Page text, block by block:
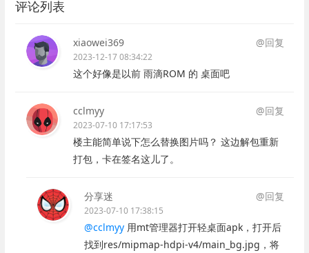
评论列表
xiaowei369 @回复
2023-12-17 08:34:22
这个好像是以前 雨滴ROM 的 桌面吧
cclmyy @回复
2023-07-10 17:17:53
楼主能简单说下怎么替换图片吗？ 这边解包重新
打包，卡在签名这儿了。
分享迷 @回复
2023-07-10 17:38:15
@cclmyy 用mt管理器打开轻桌面apk，打开后
找到res/mipmap-hdpi-v4/main_bg.jpg，将